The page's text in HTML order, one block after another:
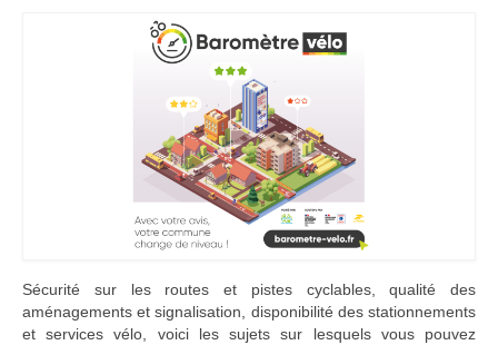
LE WATT CITOYEN
Parc Photovoltaïque
Structure juridique
Les lettres aux sociétaires
Inauguration du parc
Exploitation
Sécurité sur les routes et pistes cyclables, qualité des
aménagements et signalisation, disponibilité des stationnements
et services vélo, voici les sujets sur lesquels vous pouvez